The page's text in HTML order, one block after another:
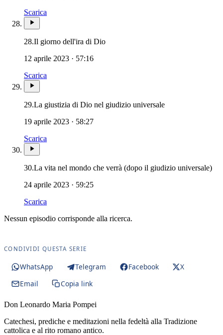
Scarica
28.Il giorno dell'ira di Dio
12 aprile 2023 · 57:16
Scarica
29.La giustizia di Dio nel giudizio universaleNovissimi · Morte
19 aprile 2023 · 58:27
Scarica
30.La vita nel mondo che verrà (dopo il giudizio universale)
24 aprile 2023 · 59:25
Scarica
Nessun episodio corrisponde alla ricerca.
CONDIVIDI QUESTA SERIE
WhatsApp Telegram Facebook
X
Email
Copia link
Don Leonardo Maria Pompei
Catechesi, prediche e meditazioni nella fedeltà alla Tradizione
cattolica e al rito romano antico.